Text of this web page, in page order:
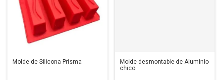
Molde de Silicona Prisma
Molde desmontable de Aluminio
chico